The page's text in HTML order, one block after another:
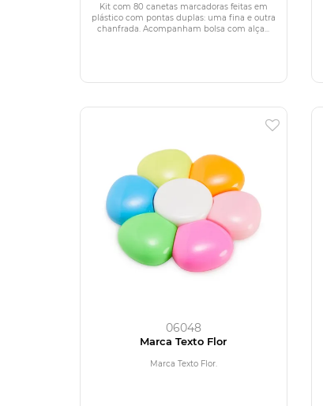
Kit com 80 canetas marcadoras feitas em
plástico com pontas duplas: uma fina e outra
chanfrada. Acompanham bolsa com alça...
06048
Marca Texto Flor
Marca Texto Flor.